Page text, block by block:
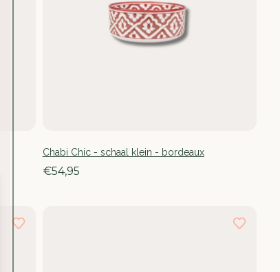
Chabi Chic - schaal klein - bordeaux
€54,95